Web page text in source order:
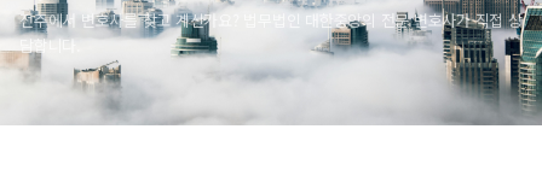
통합검색
사례분석/최신동향
법률정보
전주에서 변호사를 찾고 계신가요? 법무법인 대한중앙의 전문 변호사가 직접 상
담합니다.